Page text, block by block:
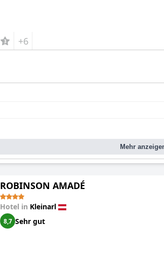
+6
Mehr
ROBINSON AMADÉ
Hotel in Kleinarl
8,7 Sehr gut